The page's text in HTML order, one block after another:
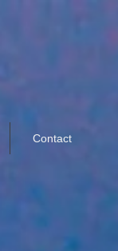
Contact